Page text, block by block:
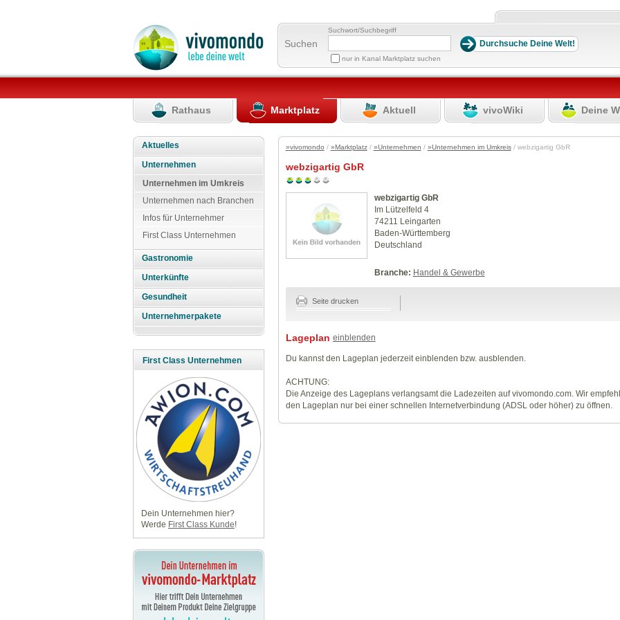
Suchen
Suchwort/Suchbegriff
nur in Kanal Marktplatz suchen
Rathaus Marktplatz Aktuell vivoWiki Deine
Aktuelles
Unternehmen
Unternehmen im Umkreis
Unternehmen nach Branchen
Infos für Unternehmer
First Class Unternehmen
Gastronomie
Unterkünfte
Gesundheit
Unternehmerpakete
First Class Unternehmen
Dein Unternehmen hier?
Werde First Class Kunde!
»vivomondo / »Marktplatz/ »Unternehmen / »Unternehmen im Umkreis/ webzigartig GbR
webzigartig GbR
webzigartig GbR
Im Lützelfeld 4
74211 Leingarten
Baden-Württemberg
Deutschland
Branche: Handel & Gewerbe
Seite drucken
Lageplan einblenden
Du kannst den Lageplan jederzeit einblenden bzw. ausblenden.
ACHTUNG:
Die Anzeige des Lageplans verlangsamt die Ladezeiten auf vivomondo.com. Wir
den Lageplan nur bei einer schnellen Internetverbindung (ADSL oder höher) zu öffnen.